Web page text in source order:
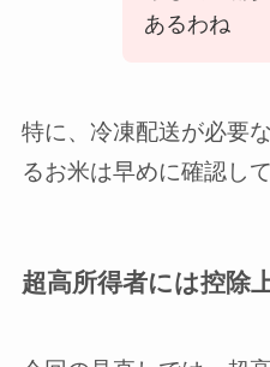
あるわね
特に、冷凍配送が必要
るお米は早めに確認し
超高所得者には控除